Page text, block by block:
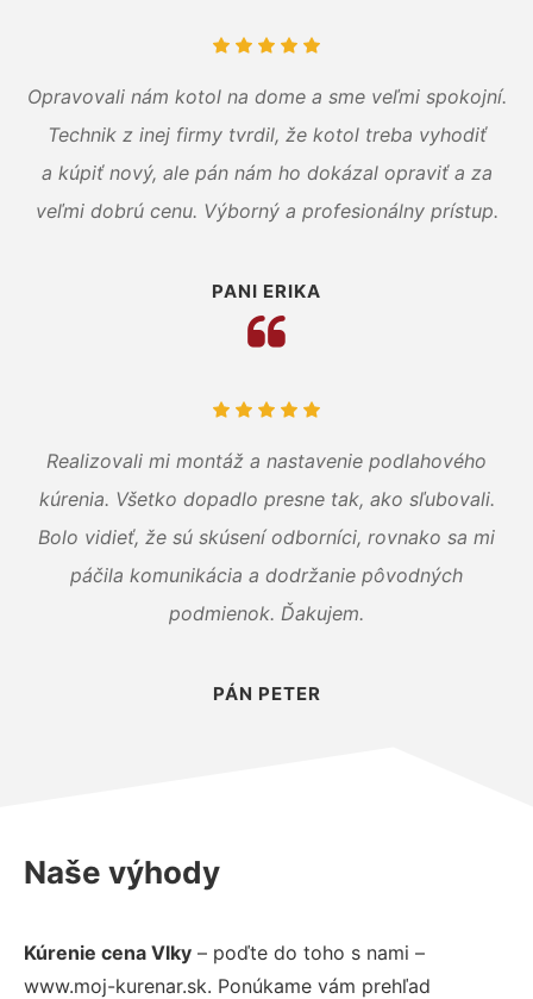
Opravovali nám kotol na dome a sme veľmi spokojní.
Technik z inej firmy tvrdil, že kotol treba vyhodiť
a kúpiť nový, ale pán nám ho dokázal opraviť a za
veľmi dobrú cenu. Výborný a profesionálny prístup.
PANI ERIKA
Realizovali mi montáž a nastavenie podlahového
kúrenia. Všetko dopadlo presne tak, ako sľubovali.
Bolo vidieť, že sú skúsení odborníci, rovnako sa mi
páčila komunikácia a dodržanie pôvodných
podmienok. Ďakujem.
PÁN PETER
Naše výhody
Kúrenie cena Vlky – poďte do toho s nami –
www.moj-kurenar.sk. Ponúkame vám prehľad